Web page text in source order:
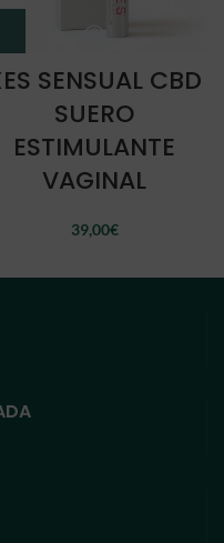
SENSUAL CBD
SUERO
ESTIMULANTE
VAGINAL
39,00€